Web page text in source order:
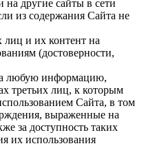
другие сайты в сети
из содержания Сайта не
лиц и их контент на
(достоверности,
любую информацию,
третьих лиц, к которым
Сайта, в том
выраженные на
за доступность таких
их использования